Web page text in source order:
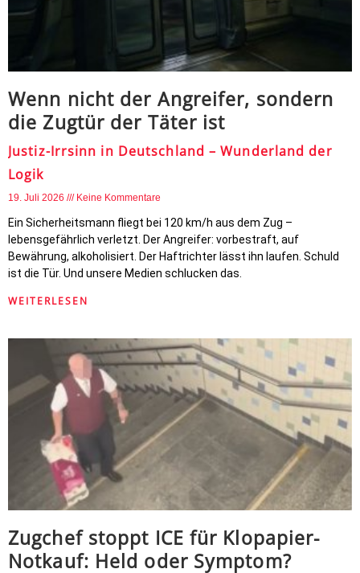
Wenn nicht der Angreifer, sondern
die Zugtür der Täter ist
Justiz-Irrsinn in Deutschland – Wunderland der
Logik
19. Juli 2026 Keine Kommentare
Ein Sicherheitsmann fliegt bei 120 km/h aus dem Zug –
lebensgefährlich verletzt. Der Angreifer: vorbestraft, auf
Bewährung, alkoholisiert. Der Haftrichter lässt ihn laufen. Schuld
ist die Tür. Und unsere Medien schlucken das.
WEITERLESEN
Zugchef stoppt ICE für Klopapier-
Notkauf: Held oder Symptom?